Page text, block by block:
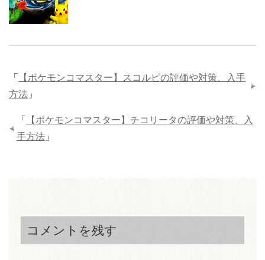
「
【ポケモンコマスター】スコルピの評価や対策、入手
方法 」
「
【ポケモンコマスター】チコリータの評価や対策、入
手方法 」
コメントを残す